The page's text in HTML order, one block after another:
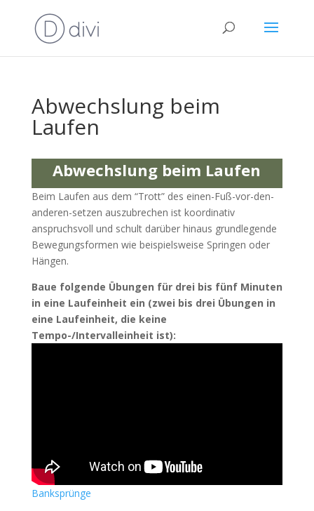
Abwechslung beim
Laufen
Abwechslung beim Laufen
Beim Laufen aus dem “Trott” des einen-Fuß-vor-den-
anderen-setzen auszubrechen ist koordinativ
anspruchsvoll und schult darüber hinaus grundlegende
Bewegungsformen wie beispielsweise Springen oder
Hängen.
Baue folgende Übungen für drei bis fünf Minuten
in eine Laufeinheit ein (zwei bis drei Übungen in
eine Laufeinheit, die keine
Tempo-/Intervalleinheit ist):
Banksprünge